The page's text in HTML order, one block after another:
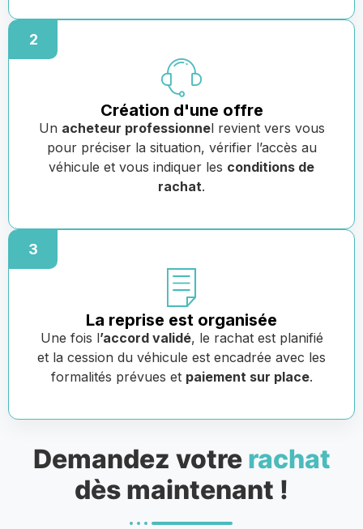
2
Création d'une offre
Un acheteur professionnel revient vers vous
pour préciser la situation, vérifier l’accès au
véhicule et vous indiquer les conditions de
rachat.
3
La reprise est organisée
Une fois l’accord validé, le rachat est planifié
et la cession du véhicule est encadrée avec les
formalités prévues et paiement sur place.
Demandez votre rachat
dès maintenant !